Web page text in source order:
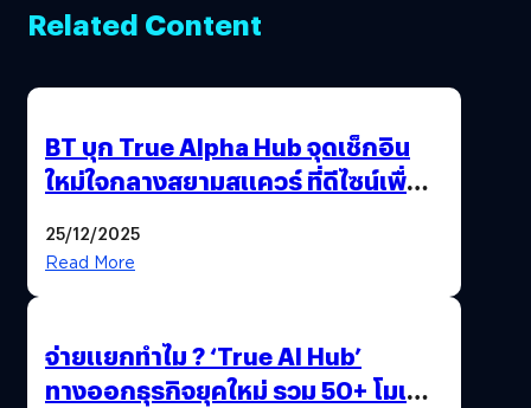
Related Content
BT บุก True Alpha Hub จุดเช็กอิน
ใหม่ใจกลางสยามสแควร์ ที่ดีไซน์เพื่อ
25/12/2025
Read More
จ่ายแยกทำไม ? ‘True AI Hub’
ทางออกธุรกิจยุคใหม่ รวม 50+ โมเดล